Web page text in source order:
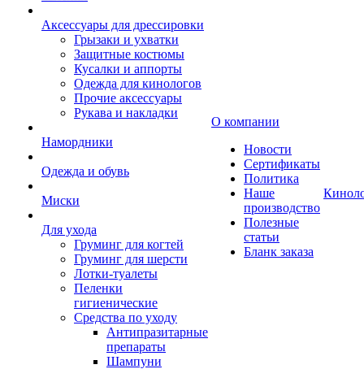
Аксессуары для дрессировки
Грызаки и ухватки
Защитные костюмы
Кусалки и аппорты
Одежда для кинологов
Прочие аксессуары
Рукава и накладки
Намордники
Одежда и обувь
Миски
Для ухода
Груминг для когтей
Груминг для шерсти
Лотки-туалеты
Пеленки
гигиенические
Средства по уходу
Антипразитарные
препараты
Шампуни
О компании
Новости
Сертификаты
Политика
Наше
производство
Полезные
статьи
Бланк заказа